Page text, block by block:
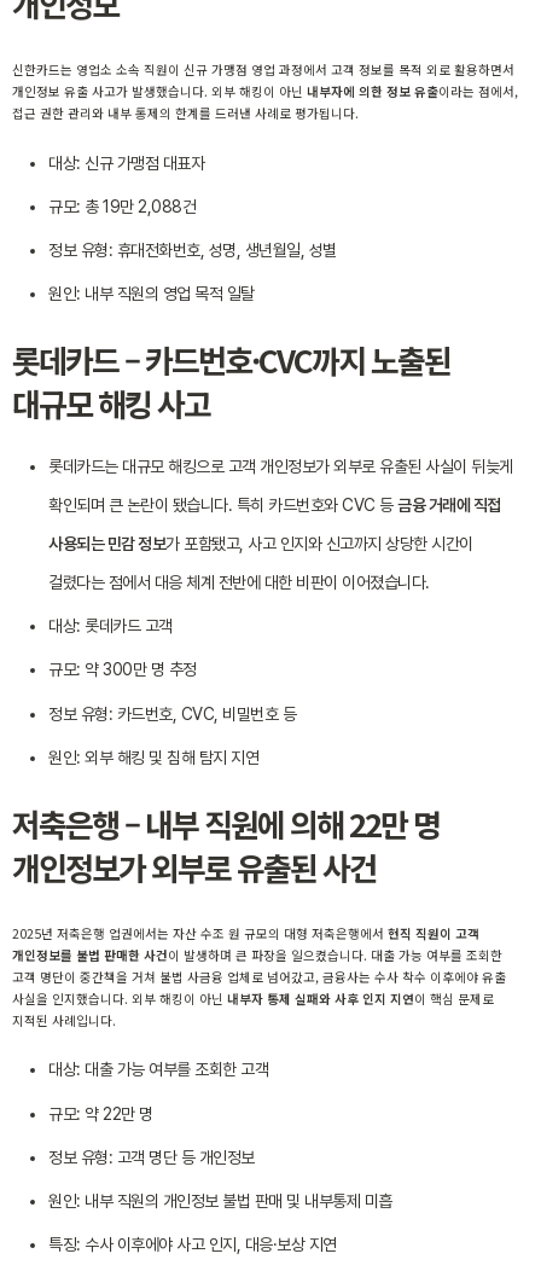
신한카드는 영업소 소속 직원이 신규 가맹점 영업 과정에서 고객 정보를 목적 외로 활용하면서
개인정보 유출 사고가 발생했습니다. 외부 해킹이 아닌 내부자에 의한 정보 유출이라는 점에서,
접근 권한 관리와 내부 통제의 한계를 드러낸 사례로 평가됩니다.
대상: 신규 가맹점 대표자
규모: 총 19만 2,088건
정보 유형: 휴대전화번호, 성명, 생년월일, 성별
원인: 내부 직원의 영업 목적 일탈
롯데카드 – 카드번호·CVC까지 노출된
대규모 해킹 사고
롯데카드는 대규모 해킹으로 고객 개인정보가 외부로 유출된 사실이 뒤늦게
확인되며 큰 논란이 됐습니다. 특히 카드번호와 CVC 등금융 거래에 직접
사용되는 민감 정보가 포함됐고, 사고 인지와 신고까지 상당한 시간이
걸렸다는 점에서 대응 체계 전반에 대한 비판이 이어졌습니다.
대상: 롯데카드 고객
규모: 약 300만 명 추정
정보 유형: 카드번호, CVC, 비밀번호 등
원인: 외부 해킹 및 침해 탐지 지연
저축은행 – 내부 직원에 의해 22만 명
개인정보가 외부로 유출된 사건
2025년 저축은행 업권에서는 자산 수조 원 규모의 대형 저축은행에서 현직 직원이 고객
개인정보를 불법 판매한 사건이 발생하며 큰 파장을 일으켰습니다. 대출 가능 여부를 조회한
고객 명단이 중간책을 거쳐 불법 사금융 업체로 넘어갔고, 금융사는 수사 착수 이후에야 유출
사실을 인지했습니다. 외부 해킹이 아닌 내부자 통제 실패와 사후 인지 지연이 핵심 문제로
지적된 사례입니다.
대상: 대출 가능 여부를 조회한 고객
규모: 약 22만 명
정보 유형: 고객 명단 등 개인정보
원인: 내부 직원의 개인정보 불법 판매 및 내부통제 미흡
특징: 수사 이후에야 사고 인지, 대응·보상 지연